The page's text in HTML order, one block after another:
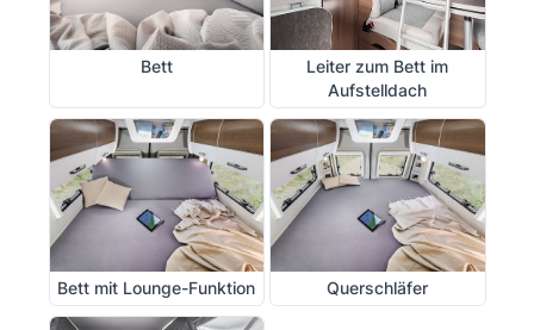
Bett
Leiter zum Bett im
Aufstelldach
Bett mit Lounge-Funktion Querschläfer